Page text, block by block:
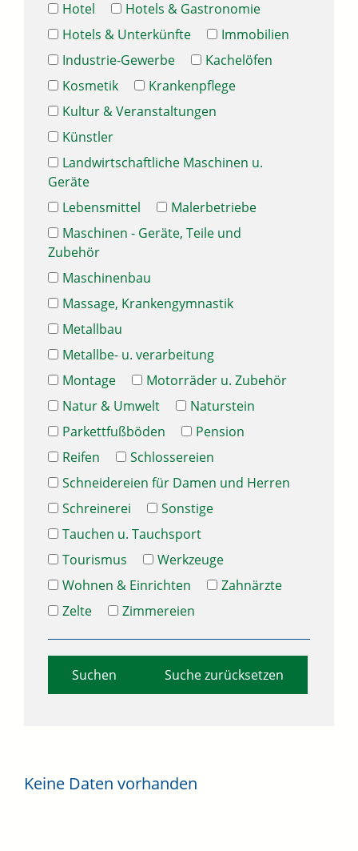
Hotel
Hotels & Gastronomie
Hotels & Unterkünfte
Immobilien
Industrie-Gewerbe
Kachelöfen
Kosmetik
Krankenpflege
Kultur & Veranstaltungen
Künstler
Landwirtschaftliche Maschinen u.
Geräte
Lebensmittel
Malerbetriebe
Maschinen - Geräte, Teile und
Zubehör
Maschinenbau
Massage, Krankengymnastik
Metallbau
Metallbe- u. verarbeitung
Montage
Motorräder u. Zubehör
Natur & Umwelt
Naturstein
Parkettfußböden
Pension
Reifen
Schlossereien
Schneidereien für Damen und Herren
Schreinerei
Sonstige
Tauchen u. Tauchsport
Tourismus
Werkzeuge
Wohnen & Einrichten
Zahnärzte
Zelte
Zimmereien
Suche zurücksetzen
Keine Daten vorhanden